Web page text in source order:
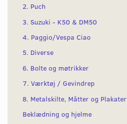
2. Puch
3. Suzuki - K50 & DM50
4. Paggio/Vespa Ciao
5. Diverse
6. Bolte og møtrikker
7. Værktøj / Gevindrep
8. Metalskilte, Måtter og Plakater
Beklædning og hjelme